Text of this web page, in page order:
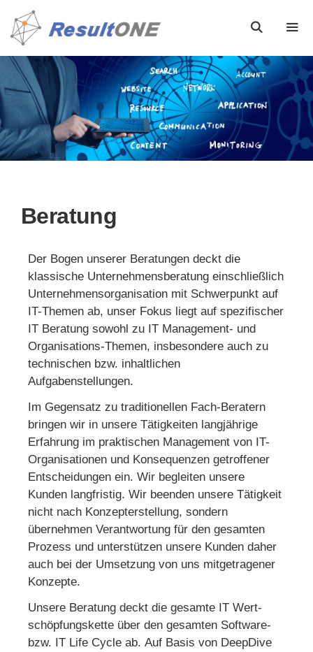
Beratung
Der Bogen unserer Beratungen deckt die
klassische Unternehmens­beratung einschließlich
Unternehmens­organisation mit Schwerpunkt auf
IT-Themen ab, unser Fokus liegt auf spezifischer
IT Beratung sowohl zu IT Management- und
Organisations-Themen, insbesondere auch zu
technischen bzw. inhaltlichen
Aufgabenstellungen.
Im Gegensatz zu traditionellen Fach-Beratern
bringen wir in unsere Tätigkeiten langjährige
Erfahrung im praktischen Management von IT-
Organisationen und Konsequenzen getroffener
Entscheidungen ein. Wir begleiten unsere
Kunden langfristig. Wir beenden unsere Tätigkeit
nicht nach Konzept­erstellung, sondern
übernehmen Verantwortung für den gesamten
Prozess und unterstützen unsere Kunden daher
auch bei der Umsetzung von uns mitgetragener
Konzepte.
Unsere Beratung deckt die gesamte IT Wert­
schöpfungs­kette über den gesamten Software-
bzw. IT Life Cycle ab. Auf Basis von DeepDive